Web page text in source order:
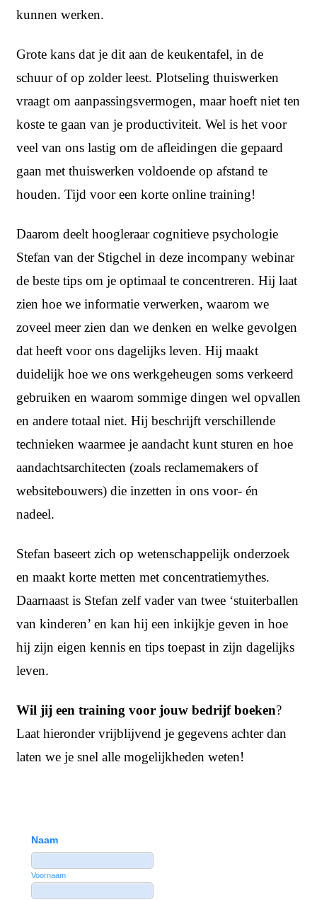
kunnen werken.
Grote kans dat je dit aan de keukentafel, in de
schuur of op zolder leest. Plotseling thuiswerken
vraagt om aanpassingsvermogen, maar hoeft niet ten
koste te gaan van je productiviteit. Wel is het voor
veel van ons lastig om de afleidingen die gepaard
gaan met thuiswerken voldoende op afstand te
houden. Tijd voor een korte online training!
Daarom deelt hoogleraar cognitieve psychologie
Stefan van der Stigchel in deze incompany webinar
de beste tips om je optimaal te concentreren. Hij laat
zien hoe we informatie verwerken, waarom we
zoveel meer zien dan we denken en welke gevolgen
dat heeft voor ons dagelijks leven. Hij maakt
duidelijk hoe we ons werkgeheugen soms verkeerd
gebruiken en waarom sommige dingen wel opvallen
en andere totaal niet. Hij beschrijft verschillende
technieken waarmee je aandacht kunt sturen en hoe
aandachtsarchitecten (zoals reclamemakers of
websitebouwers) die inzetten in ons voor- én
nadeel.
Stefan baseert zich op wetenschappelijk onderzoek
en maakt korte metten met concentratiemythes.
Daarnaast is Stefan zelf vader van twee ‘stuiterballen
van kinderen’ en kan hij een inkijkje geven in hoe
hij zijn eigen kennis en tips toepast in zijn dagelijks
leven.
Wil jij een training voor jouw bedrijf boeken?
Laat hieronder vrijblijvend je gegevens achter dan
laten we je snel alle mogelijkheden weten!